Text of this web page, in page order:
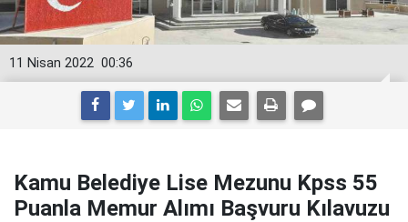
00:36
11 Nisan 2022
Kamu Belediye Lise Mezunu Kpss 55
Puanla Memur Alımı Başvuru Kılavuzu